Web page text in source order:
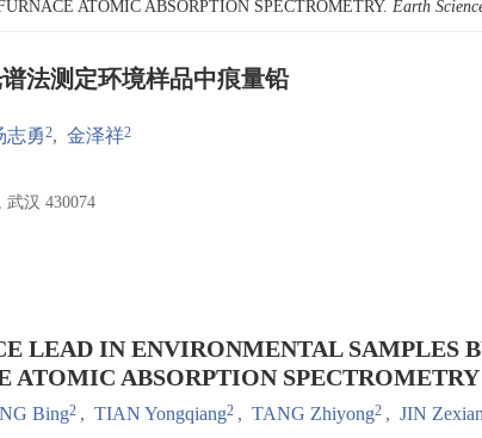
ATOMIC ABSORPTION SPECTROMETRY. Earth
法测定环境样品中痕量铅
志勇2, 金泽祥2
汉 430074
LEAD IN ENVIRONMENTAL SAMPLES
ATOMIC ABSORPTION SPECTROMETRY
Bing2 , TIAN Yongqiang2 , TANG Zhiyong2 , JIN